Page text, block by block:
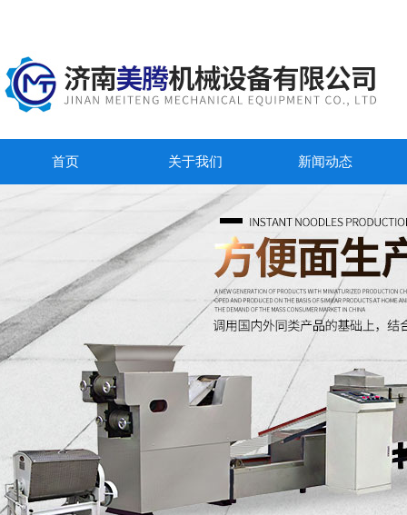
首页 关于我们 新闻动态